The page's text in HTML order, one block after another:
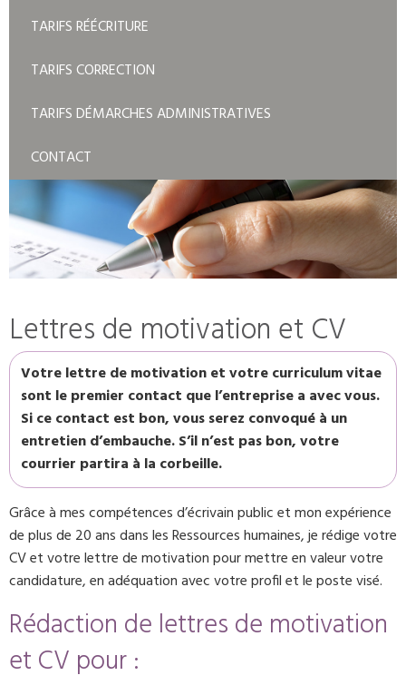
TARIFS RÉÉCRITURE
TARIFS CORRECTION
TARIFS DÉMARCHES ADMINISTRATIVES
CONTACT
Lettres de motivation et CV
Votre lettre de motivation et votre curriculum vitae
sont le premier contact que l’entreprise a avec vous.
Si ce contact est bon, vous serez convoqué à un
entretien d’embauche. S’il n’est pas bon, votre
courrier partira à la corbeille.
Grâce à mes compétences d’écrivain public et mon expérience
de plus de 20 ans dans les Ressources humaines, je rédige votre
CV et votre lettre de motivation pour mettre en valeur votre
candidature, en adéquation avec votre profil et le poste visé.
Rédaction de lettres de motivation
et CV pour :